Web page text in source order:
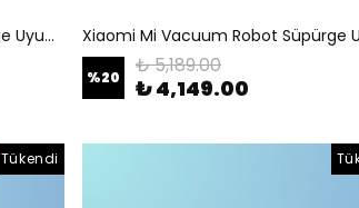
Xiaomi Mi Vacuum Robot Süpürge Uyumlu Speaker
%20 ₺ 5,189.00
₺ 4,149.00
Tükendi